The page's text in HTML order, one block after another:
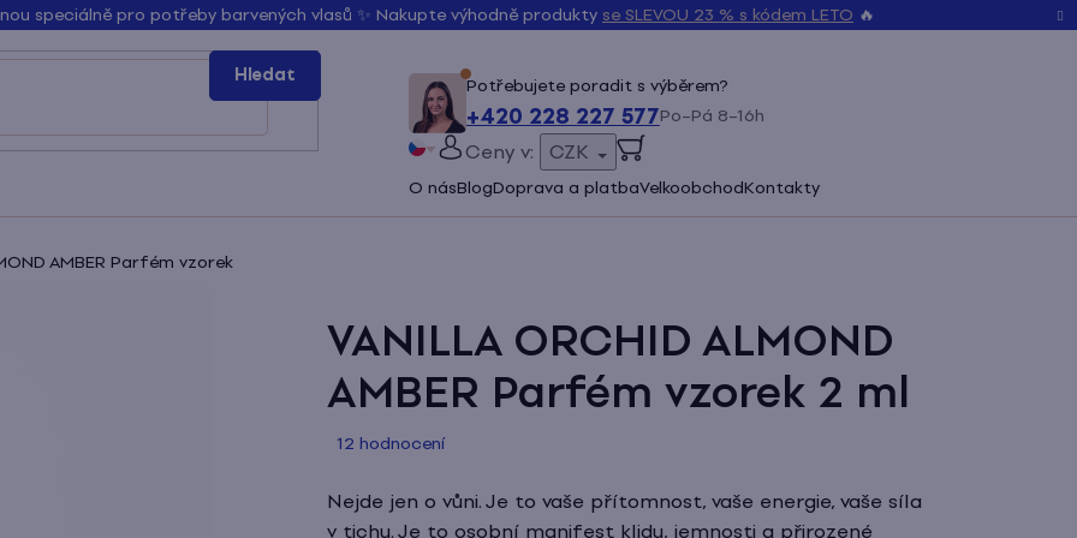
speciálně pro potřeby barvených vlasů ✨ Nakupte výhodně produkty se SLEVOU 23 % s kódem LETO 🔥
Potřebujete poradit s výběrem?
+420 228 227 577Po–Pá 8–16h
Slovenčina
Bŭlgarski
PŘIHLÁŠENÍ
Ceny v: CZK
O násBlogDoprava a platbaVelkoobchodKontakty
Hledat
AMBER Parfém vzorek
VANILLA ORCHID ALMOND
AMBER Parfém vzorek 2 ml
Průměrné
produktu
je
12 hodnocení
Nejde jen o vůni. Je to vaše přítomnost, vaše energie, vaše síla
v tichu. Je to osobní manifest klidu, jemnosti a přirozené